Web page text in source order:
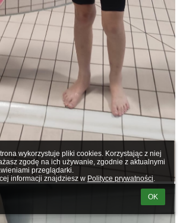
wykorzystuje pliki cookies. Korzystając z niej
zgodę na ich używanie, zgodnie z aktualnymi
przeglądarki.
informacji znajdziesz w Polityce prywatności.
OK